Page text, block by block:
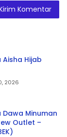
Hijab
2026
Minuman
Outlet –